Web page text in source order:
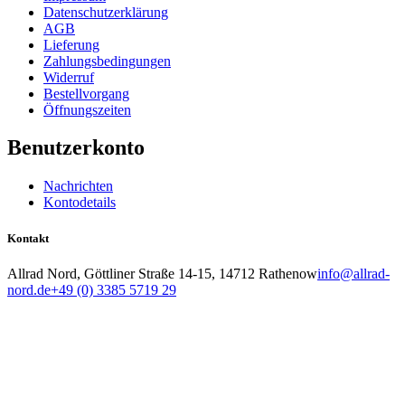
Datenschutzerklärung
AGB
Lieferung
Zahlungsbedingungen
Widerruf
Bestellvorgang
Öffnungszeiten
Benutzerkonto
Nachrichten
Kontodetails
Kontakt
Allrad Nord, Göttliner Straße 14-15, 14712 Rathenowinfo@allrad-
nord.de+49 (0) 3385 5719 29